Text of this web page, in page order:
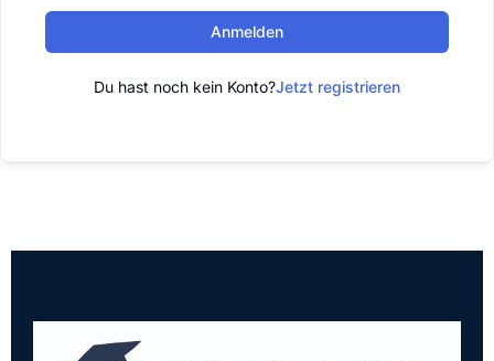
Anmelden
Du hast noch kein Konto?Jetzt registrieren